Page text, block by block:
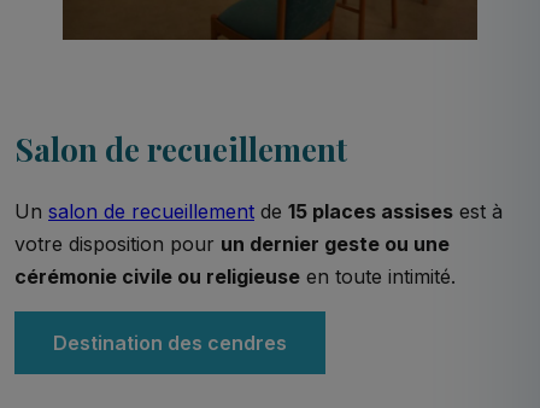
Salon de recueillement
Un salon de recueillement de 15 places assises est à
votre disposition pour un dernier geste ou une
cérémonie civile ou religieuse en toute intimité.
Destination des cendres